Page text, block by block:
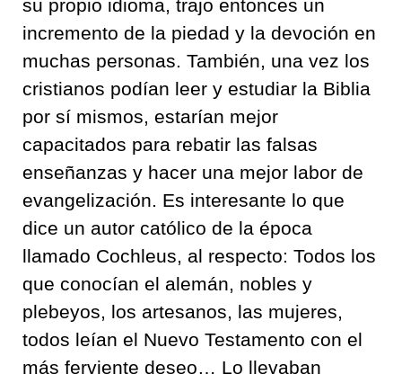
su propio idioma, trajo entonces un
incremento de la piedad y la devoción en
muchas personas. También, una vez los
cristianos podían leer y estudiar la Biblia
por sí mismos, estarían mejor
capacitados para rebatir las falsas
enseñanzas y hacer una mejor labor de
evangelización. Es interesante lo que
dice un autor católico de la época
llamado Cochleus, al respecto: Todos los
que conocían el alemán, nobles y
plebeyos, los artesanos, las mujeres,
todos leían el Nuevo Testamento con el
más ferviente deseo… Lo llevaban